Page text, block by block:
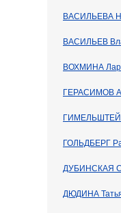
ВАСИЛЬЕВА
ВАСИЛЬЕВ
ВОХМИНА
ГЕРАСИМОВ
ГОЛЬДБЕРГ
ДУБИНСКАЯ
ДЮДИНА